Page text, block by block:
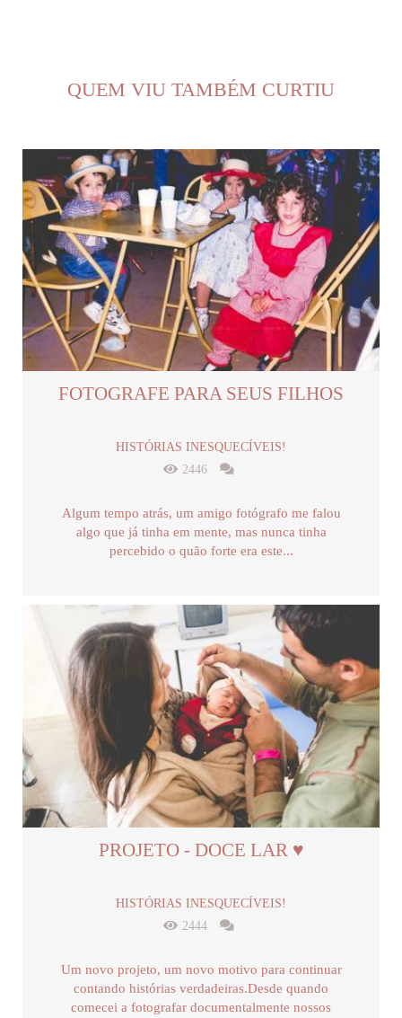
QUEM VIU TAMBÉM CURTIU
FOTOGRAFE PARA SEUS FILHOS
HISTÓRIAS INESQUECÍVEIS!
2446
Algum tempo atrás, um amigo fotógrafo me falou
algo que já tinha em mente, mas nunca tinha
percebido o quão forte era este...
PROJETO - DOCE LAR ♥
HISTÓRIAS INESQUECÍVEIS!
2444
Um novo projeto, um novo motivo para continuar
contando histórias verdadeiras.Desde quando
comecei a fotografar documentalmente nossos